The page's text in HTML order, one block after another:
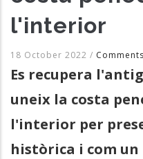
l'interior
18 October 2022 / Comments
Es recupera
uneix la costa
l'interior per
històrica i com